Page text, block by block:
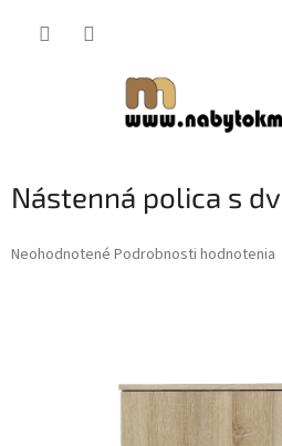
Nástenná polica s
Priemerné
Neohodnotené Podrobnosti hodnotenia